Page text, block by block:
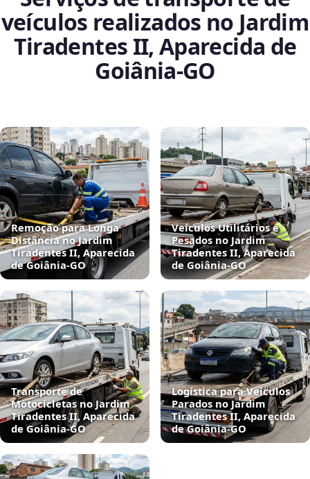
veículos realizados no Jardim
Tiradentes II, Aparecida de
Goiânia‑GO
Remoção para Longa
Distância no Jardim
Tiradentes II, Aparecida
de Goiânia‑GO
Veículos Utilitários e
Pesados no Jardim
Tiradentes II, Aparecida
de Goiânia‑GO
Transporte de
Motocicletas no Jardim
Tiradentes II, Aparecida
de Goiânia‑GO
Logística para Veículos
Parados no Jardim
Tiradentes II, Aparecida
de Goiânia‑GO